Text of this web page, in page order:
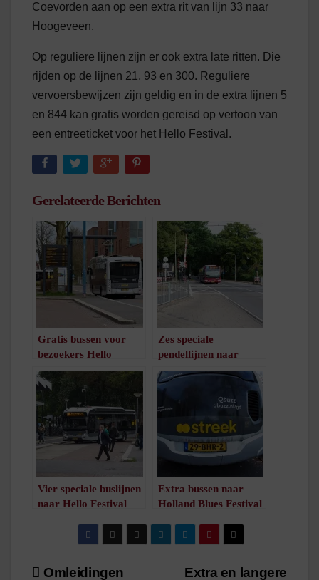
Coevorden aan op een extra rit van lijn 33 naar
Hoogeveen.
Op reguliere lijnen zijn er ook extra late ritten. Die
rijden op de lijnen 21, 93 en 300. Reguliere
vervoersbewijzen zijn geldig en in de extra lijnen 5
en 844 kan gratis worden gereisd op vertoon van
een entreeticket voor het Hello Festival.
Gerelateerde Berichten
Gratis bussen voor
bezoekers Hello
Festival naar Grote
Rietplas
minuut leestijd
Zes speciale
pendellijnen naar
Hello Festival
/1 minuut leestijd
Vier speciale buslijnen
naar Hello Festival
Extra bussen naar
Holland Blues Festival
Extra en langere
Omleidingen